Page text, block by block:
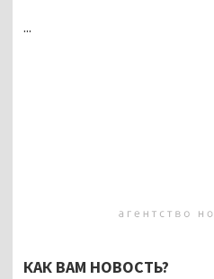
...
КАК ВАМ НОВОСТЬ?